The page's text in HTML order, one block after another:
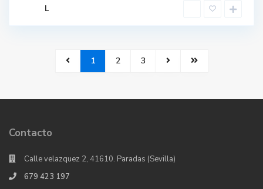
L
1 2 3
Contacto
Calle velazquez 2, 41610. Paradas (Sevilla)
679 423 197